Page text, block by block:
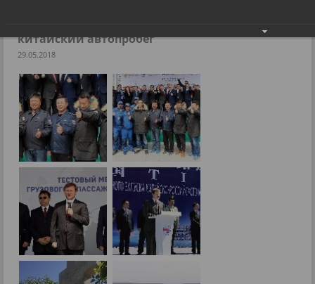
китайский автопробег
29.05.2018